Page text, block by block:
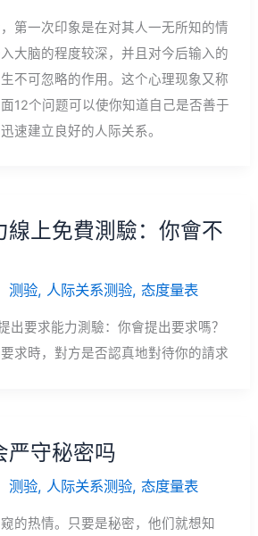
第一次印象是在对其人一无所知的情
大脑的程度较深，并且对今后输入的
不可忽略的作用。这个心理现象又称
12个问题可以使你知道自己是否善于
速建立良好的人际关系。
線上免費測驗：你會不
测验, 人际关系测验, 态度量表
出要求能力測驗：你會提出要求嗎？
求時，對方是否認真地對待你的請求
严守秘密吗
测验, 人际关系测验, 态度量表
的热情。只要是秘密，他们就想知